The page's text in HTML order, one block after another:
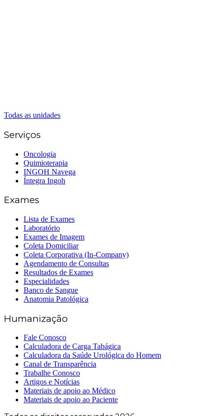
Todas as unidades
Serviços
Oncologia
Quimioterapia
INGOH Navega
Íntegra Ingoh
Exames
Lista de Exames
Laboratório
Exames de Imagem
Coleta Domiciliar
Coleta Corporativa (In-Company)
Agendamento de Consultas
Resultados de Exames
Especialidades
Banco de Sangue
Anatomia Patológica
Humanização
Fale Conosco
Calculadora de Carga Tabágica
Calculadora da Saúde Urológica do Homem
Canal de Transparência
Trabalhe Conosco
Artigos e Notícias
Materiais de apoio ao Médico
Materiais de apoio ao Paciente